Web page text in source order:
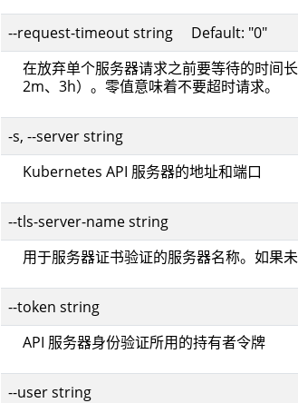
--request-timeout string Default: "0"
在放弃单个服务器请求之前要等待的时间
2m、3h）。零值意味着不要超时请求。
-s, --server string
Kubernetes API 服务器的地址和端口
--tls-server-name string
用于服务器证书验证的服务器名称。如果
--token string
API 服务器身份验证所用的持有者令牌
--user string